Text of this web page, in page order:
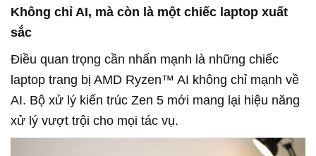
Không chỉ AI, mà còn là một chiếc laptop xuất
sắc
Điều quan trọng cần nhấn mạnh là những chiếc
laptop trang bị AMD Ryzen™ AI không chỉ mạnh về
AI. Bộ xử lý kiến trúc Zen 5 mới mang lại hiệu năng
xử lý vượt trội cho mọi tác vụ.